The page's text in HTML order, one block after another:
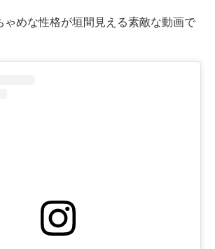
ゃめな性格が垣間見える素敵な動画で